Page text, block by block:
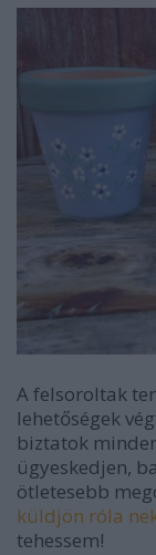
A felsoroltak
lehetőségek
biztatok
ügyeskedjen,
ötletesebb
küldjön róla
tehessem!